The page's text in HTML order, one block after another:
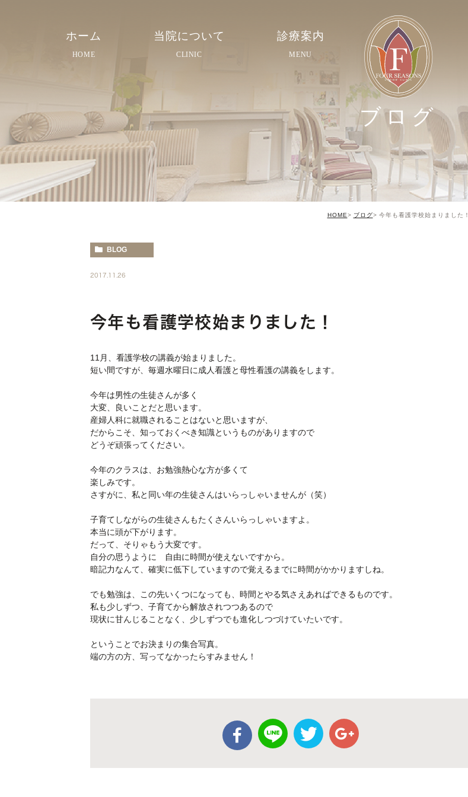
ホーム
HOME
当院について
CLINIC
院内紹介
スタッフ紹介
診療案内
MENU
ブログ
HOME ブログ 今年も看護学校始まりました！
BLOG
2017.11.26
今年も看護学校始まりました！
11月、看護学校の講義が始まりました。
短い間ですが、毎週水曜日に成人看護と母性看護の講義をします。
今年は男性の生徒さんが多く
大変、良いことだと思います。
産婦人科に就職されることはないと思いますが、
だからこそ、知っておくべき知識というものがありますので
どうぞ頑張ってください。
今年のクラスは、お勉強熱心な方が多くて
楽しみです。
さすがに、私と同い年の生徒さんはいらっしゃいませんが（笑）
子育てしながらの生徒さんもたくさんいらっしゃいますよ。
本当に頭が下がります。
だって、そりゃもう大変です。
自分の思うように 自由に時間が使えないですから。
暗記力なんて、確実に低下していますので覚えるまでに時間がかかりますしね。
でも勉強は、この先いくつになっても、時間とやる気さえあればできるものです。
私も少しずつ、子育てから解放されつつあるので
現状に甘んじることなく、少しずつでも進化しつづけていたいです。
ということでお決まりの集合写真。
端の方の方、写ってなかったらすみません！